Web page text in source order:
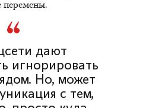
перемены.
дают
игнорировать
Но, может
с тем,